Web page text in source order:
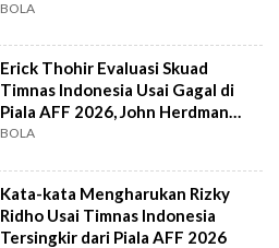
BOLA
Erick Thohir Evaluasi Skuad
Timnas Indonesia Usai Gagal di
Piala AFF 2026, John Herdman
Out?
BOLA
Kata-kata Mengharukan Rizky
Ridho Usai Timnas Indonesia
Tersingkir dari Piala AFF 2026